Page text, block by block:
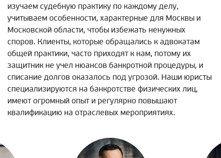
изучаем судебную практику по каждому делу,
учитываем особенности, характерные для Москвы и
Московской области, чтобы избежать ненужных
споров. Клиенты, которые обращались к адвокатам
общей практики, часто приходят к нам, потому их
защитник не учел нюансов банкротной процедуры, и
списание долгов оказалось под угрозой. Наши юристы
специализируются на банкротстве физических лиц,
имеют огромный опыт и регулярно повышают
квалификацию на отраслевых мероприятиях.